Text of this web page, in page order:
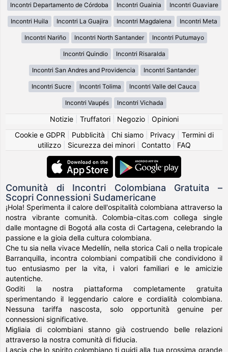
Incontri Departamento de Córdoba Incontri Guainia Incontri Guaviare
Incontri Huila Incontri La Guajira Incontri Magdalena Incontri Meta
Incontri Nariño Incontri North Santander Incontri Putumayo
Incontri Quindio Incontri Risaralda
Incontri San Andres and Providencia Incontri Santander
Incontri Sucre Incontri Tolima Incontri Valle del Cauca
Incontri Vaupés Incontri Vichada
Notizie| Truffatori| Negozio| Opinioni
Cookie e GDPR
Pubblicità Chi siamo| Privacy| Termini di
utilizzo| Sicurezza dei minori| Contatto| FAQ
Comunità di Incontri Colombiana Gratuita –
Scopri Connessioni Sudamericane
¡Hola! Sperimenta il calore dell'ospitalità colombiana attraverso la
nostra vibrante comunità. Colombia-citas.com collega single
dalle montagne di Bogotá alla costa di Cartagena, celebrando la
passione e la gioia della cultura colombiana.
Che tu sia nella vivace Medellín, nella storica Cali o nella tropicale
Barranquilla, incontra colombiani compatibili che condividono il
tuo entusiasmo per la vita, i valori familiari e le amicizie
autentiche.
Goditi la nostra piattaforma completamente gratuita
sperimentando il leggendario calore e cordialità colombiana.
Nessuna tariffa nascosta, solo opportunità genuine per
connessioni significative.
Migliaia di colombiani stanno già costruendo belle relazioni
attraverso la nostra comunità di fiducia.
Lascia che lo spirito colombiano ti guidi alla tua prossima grande